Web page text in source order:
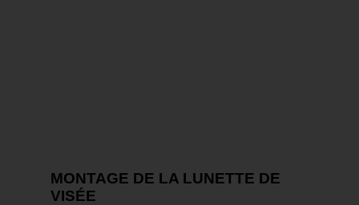
MONTAGE DE LA LUNETTE DE
VISÉE